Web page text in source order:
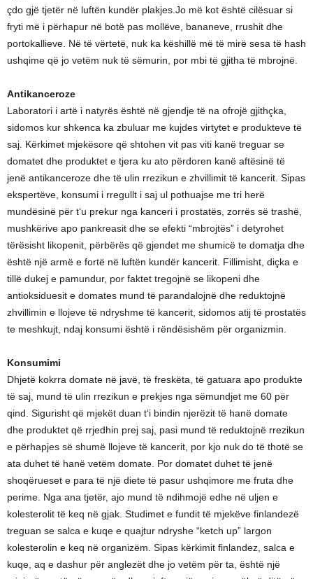
çdo gjë tjetër në luftën kundër plakjes.Jo më kot është cilësuar si
fryti më i përhapur në botë pas mollëve, bananeve, rrushit dhe
portokallieve. Në të vërtetë, nuk ka këshillë më të mirë sesa të hash
ushqime që jo vetëm nuk të sëmurin, por mbi të gjitha të mbrojnë.
Antikanceroze
Laboratori i artë i natyrës është në gjendje të na ofrojë gjithçka,
sidomos kur shkenca ka zbuluar me kujdes virtytet e produkteve të
saj. Kërkimet mjekësore që shtohen vit pas viti kanë treguar se
domatet dhe produktet e tjera ku ato përdoren kanë aftësinë të
jenë antikanceroze dhe të ulin rrezikun e zhvillimit të kancerit. Sipas
ekspertëve, konsumi i rregullt i saj ul pothuajse me tri herë
mundësinë për t‘u prekur nga kanceri i prostatës, zorrës së trashë,
mushkërive apo pankreasit dhe se efekti “mbrojtës” i detyrohet
tërësisht likopenit, përbërës që gjendet me shumicë te domatja dhe
është një armë e fortë në luftën kundër kancerit. Fillimisht, diçka e
tillë dukej e pamundur, por faktet tregojnë se likopeni dhe
antioksiduesit e domates mund të parandalojnë dhe reduktojnë
zhvillimin e llojeve të ndryshme të kancerit, sidomos atij të prostatës
te meshkujt, ndaj konsumi është i rëndësishëm për organizmin.
Konsumimi
Dhjetë kokrra domate në javë, të freskëta, të gatuara apo produkte
të saj, mund të ulin rrezikun e prekjes nga sëmundjet me 60 për
qind. Sigurisht që mjekët duan t‘i bindin njerëzit të hanë domate
dhe produktet që rrjedhin prej saj, pasi mund të reduktojnë rrezikun
e përhapjes së shumë llojeve të kancerit, por kjo nuk do të thotë se
ata duhet të hanë vetëm domate. Por domatet duhet të jenë
shoqërueset e para të një diete të pasur ushqimore me fruta dhe
perime. Nga ana tjetër, ajo mund të ndihmojë edhe në uljen e
kolesterolit të keq në gjak. Studimet e fundit të mjekëve finlandezë
treguan se salca e kuqe e quajtur ndryshe “ketch up” largon
kolesterolin e keq në organizëm. Sipas kërkimit finlandez, salca e
kuqe, aq e dashur për anglezët dhe jo vetëm për ta, është një